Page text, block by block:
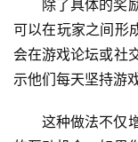
住登录时间，以避
简单，但很实用。
五、签到系统